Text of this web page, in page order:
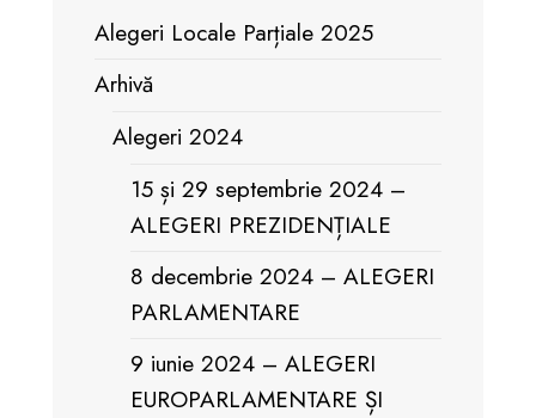
Alegeri Locale Parțiale 2025
Arhivă
Alegeri 2024
15 și 29 septembrie 2024 –
ALEGERI PREZIDENȚIALE
8 decembrie 2024 – ALEGERI
PARLAMENTARE
9 iunie 2024 – ALEGERI
EUROPARLAMENTARE ȘI